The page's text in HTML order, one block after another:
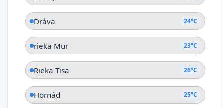
Dráva 24°C
rieka Mur 23°C
Rieka Tisa 26°C
Hornád 25°C